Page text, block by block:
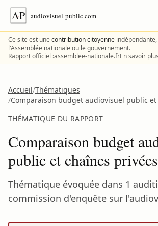
Aller au contenu
Ce site est unecontribution citoyenne
l'Assemblée nationale ou le gouvernement.
Rapport officiel :assemblee-nationale.frEn savoir
Accueil/Thématiques
/Comparaison budget audiovisuel public
THÉMATIQUE DU RAPPORT
Comparaison budget
public et chaînes privées
Thématique évoquée dans 1
commission d'enquête sur